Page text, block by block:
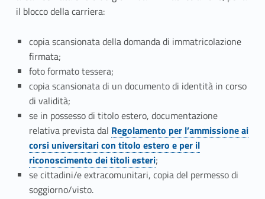
i
o
n
e
il blocco della carriera:
copia scansionata della domanda di immatricolazione
firmata;
foto formato tessera;
copia scansionata di un documento di identità in corso
di validità;
se in possesso di titolo estero, documentazione
relativa prevista dal Regolamento per l’ammissione ai
corsi universitari con titolo estero e per il
riconoscimento dei titoli esteri;
se cittadini/e extracomunitari, copia del permesso di
soggiorno/visto.